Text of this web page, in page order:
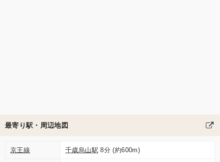
最寄り駅・周辺地図
京王線 千歳烏山駅 8分 (約600m)